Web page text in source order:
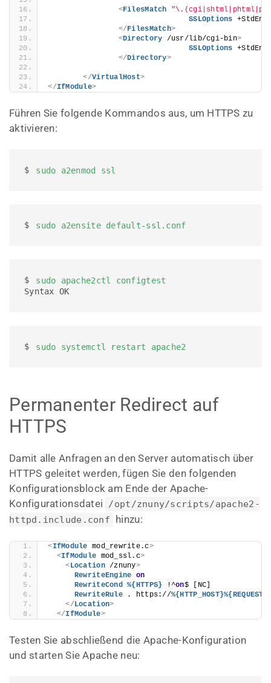
<FilesMatch
SSLOptions
</FilesMatch>
<Directory /usr/lib/cgi-bin>
SSLOptions
</Directory>
</VirtualHost>
</IfModule>
Führen Sie folgende Kommandos aus, um HTTPS zu
aktivieren:
$ sudo a2enmod ssl
$ sudo a2ensite default-ssl.conf
$
sudo apache2ctl configtest
Syntax OK
$ sudo systemctl restart apache2
Permanenter Redirect auf
HTTPS
Damit alle Anfragen an den Server automatisch über
HTTPS geleitet werden, fügen Sie den folgenden
Konfigurationsblock am Ende der Apache-
Konfigurationsdatei
/opt/znuny/scripts/apache2-
httpd.include.conf
hinzu:
<IfModule mod_rewrite.c>
<IfModule mod_ssl.c>
<Location /znuny>
RewriteEngine on
RewriteCond %{HTTPS} !^on$ [NC]
RewriteRule . https://%{HTTP_HOST}
</Location>
</IfModule>
Testen Sie abschließend die Apache-Konfiguration
und starten Sie Apache neu: